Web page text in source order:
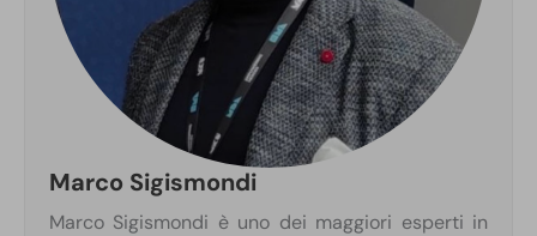
Marco Sigismondi
Marco Sigismondi è uno dei maggiori esperti in